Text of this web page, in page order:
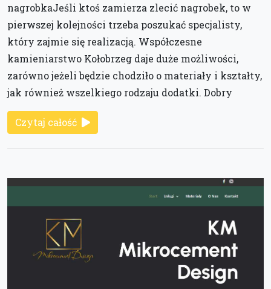
nagrobkaJeśli ktoś zamierza zlecić nagrobek, to w
pierwszej kolejności trzeba poszukać specjalisty,
który zajmie się realizacją. Współczesne
kamieniarstwo Kołobrzeg daje duże możliwości,
zarówno jeżeli będzie chodziło o materiały i kształty,
jak również wszelkiego rodzaju dodatki. Dobry
Czytaj całość